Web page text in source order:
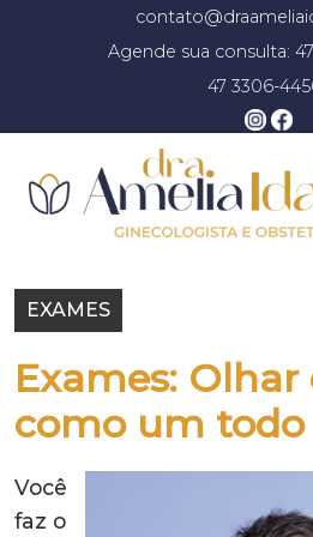
Agende sua consulta:
47 3306-
EXAMES
Exames:
como um todo
Você
faz o